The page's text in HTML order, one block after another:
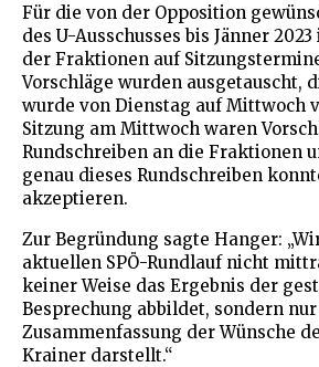
Für die von der Opposition
des U-Ausschusses bis Jänner
der Fraktionen auf
Vorschläge wurden ausgetauscht,
wurde von Dienstag auf Mittwoch
Sitzung am Mittwoch waren
Rundschreiben an die Fraktionen
genau dieses Rundschreiben
akzeptieren.
Zur Begründung sagte Hanger:
aktuellen SPÖ-Rundlauf nicht
keiner Weise das Ergebnis der
Besprechung abbildet, sondern
Zusammenfassung der Wünsche
Krainer darstellt.“